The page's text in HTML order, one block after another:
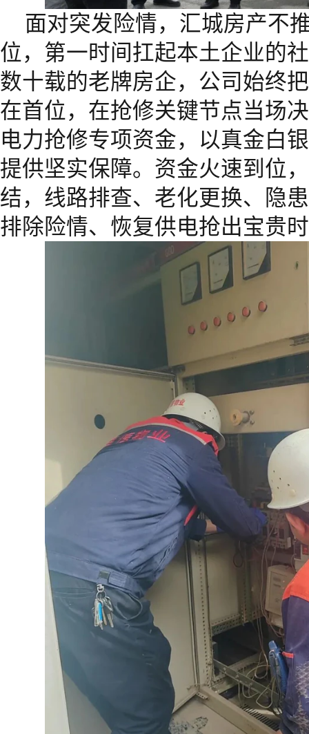
面对突发险情，汇城房产不
位，第一时间扛起本土企业的
数十载的老牌房企，公司始终
在首位，在抢修关键节点当场
电力抢修专项资金，以真金白
提供坚实保障。资金火速到位
结，线路排查、老化更换、隐
排除险情、恢复供电抢出宝贵